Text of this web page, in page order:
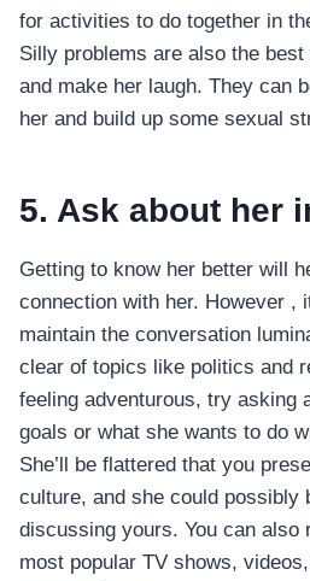
อุปกรณ์เพื่อความบันเทิง
อุปกรณ์เพื่อความบันเทิง
for activities to do together in
Silly problems are also the
and make her laugh. They can
her and build up some sexual
5. Ask about her
Getting to know her better will
connection with her. However ,
maintain the conversation
clear of topics like politics and
feeling adventurous, try asking
goals or what she wants to do
She’ll be flattered that you
culture, and she could possibly
discussing yours. You can also
most popular TV shows,